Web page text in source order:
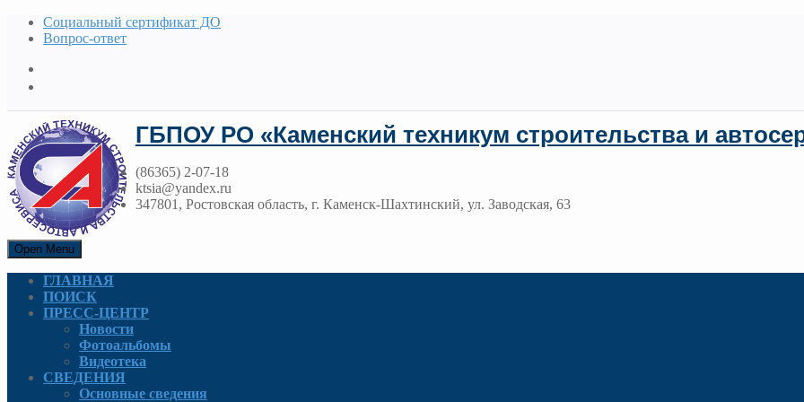
Социальный сертификат ДО
Вопрос-ответ
ГБПОУ РО «Каменский техникум строительства и
(86365) 2-07-18
ktsia@yandex.ru
347801, Ростовская область, г. Каменск-Шахтинский, ул. Заводская, 63
Open Menu
ГЛАВНАЯ
ПОИСК
ПРЕСС-ЦЕНТР
Новости
Фотоальбомы
Видеотека
СВЕДЕНИЯ
Основные сведения